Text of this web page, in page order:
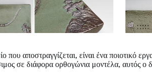
που αποστραγγίζεται, είναι ένα ποιοτικό
διάφορα ορθογώνια μοντέλα, αυτός ο